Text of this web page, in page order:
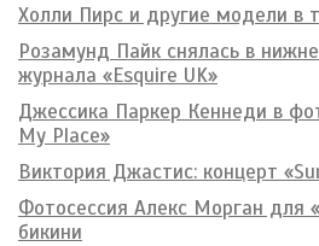
Холли Пирс и другие модели в
Розамунд Пайк снялась в
журнала «Esquire UK»
Джессика Паркер Кеннеди в
My Place»
Виктория Джастис: концерт
Фотосессия Алекс Морган для
бикини